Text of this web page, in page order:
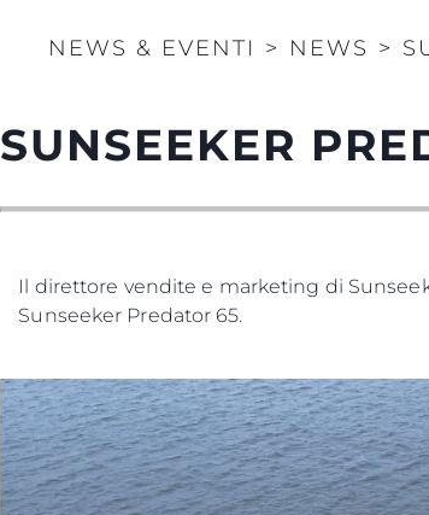
NEWS & EVENTI > NEWS >
SUNSEEKER
Il direttore vendite e marketing di
Sunseeker Predator 65.